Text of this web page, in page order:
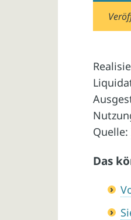
Quelle:
Das